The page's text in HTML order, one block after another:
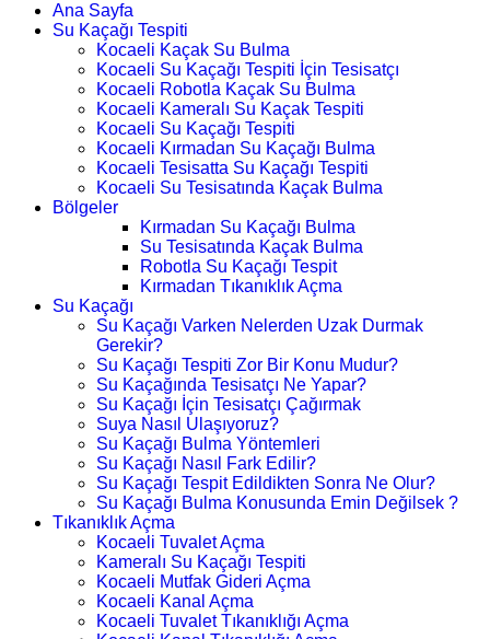
Ana Sayfa
Su Kaçağı Tespiti
Kocaeli Kaçak Su Bulma
Kocaeli Su Kaçağı Tespiti İçin Tesisatçı
Kocaeli Robotla Kaçak Su Bulma
Kocaeli Kameralı Su Kaçak Tespiti
Kocaeli Su Kaçağı Tespiti
Kocaeli Kırmadan Su Kaçağı Bulma
Kocaeli Tesisatta Su Kaçağı Tespiti
Kocaeli Su Tesisatında Kaçak Bulma
Bölgeler
Kırmadan Su Kaçağı Bulma
Su Tesisatında Kaçak Bulma
Robotla Su Kaçağı Tespit
Kırmadan Tıkanıklık Açma
Su Kaçağı
Su Kaçağı Varken Nelerden Uzak Durmak
Gerekir?
Su Kaçağı Tespiti Zor Bir Konu Mudur?
Su Kaçağında Tesisatçı Ne Yapar?
Su Kaçağı İçin Tesisatçı Çağırmak
Suya Nasıl Ulaşıyoruz?
Su Kaçağı Bulma Yöntemleri
Su Kaçağı Nasıl Fark Edilir?
Su Kaçağı Tespit Edildikten Sonra Ne Olur?
Su Kaçağı Bulma Konusunda Emin Değilsek ?
Tıkanıklık Açma
Kocaeli Tuvalet Açma
Kameralı Su Kaçağı Tespiti
Kocaeli Mutfak Gideri Açma
Kocaeli Kanal Açma
Kocaeli Tuvalet Tıkanıklığı Açma